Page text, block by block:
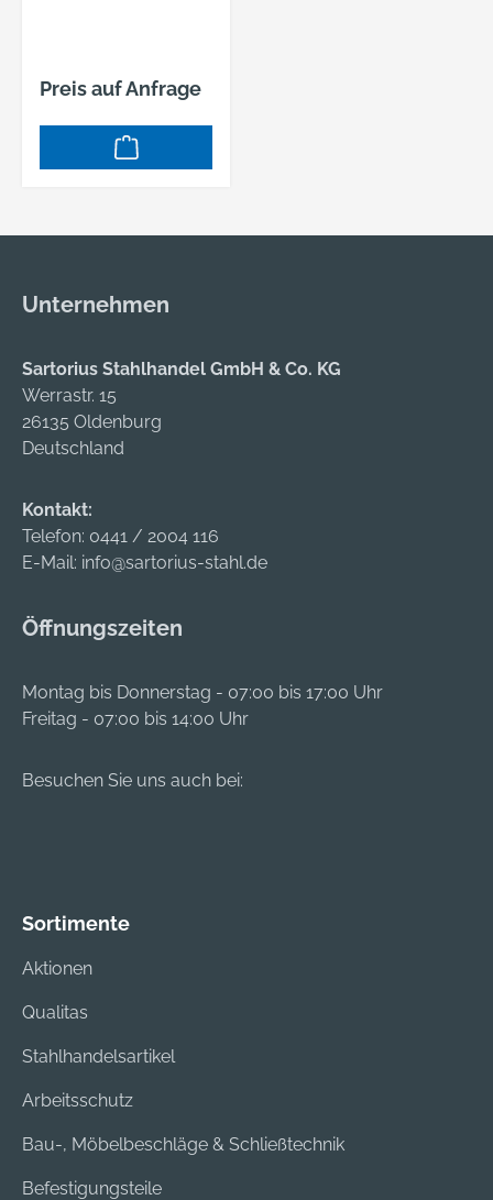
Preis auf Anfrage
Unternehmen
Sartorius Stahlhandel GmbH & Co. KG
Werrastr. 15
26135 Oldenburg
Deutschland
Kontakt:
Telefon: 0441 / 2004 116
E-Mail: info@sartorius-stahl.de
Öffnungszeiten
Montag bis Donnerstag - 07:00 bis 17:00 Uhr
Freitag - 07:00 bis 14:00 Uhr
Besuchen Sie uns auch bei:
Sortimente
Aktionen
Qualitas
Stahlhandelsartikel
Arbeitsschutz
Bau-, Möbelbeschläge & Schließtechnik
Befestigungsteile